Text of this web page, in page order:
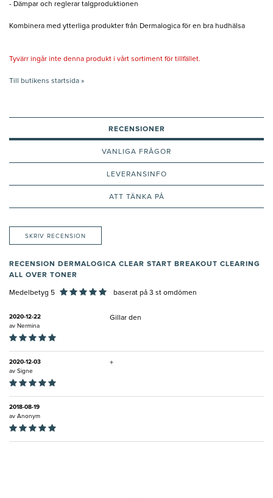
- Dämpar och reglerar talgproduktionen
Kombinera med ytterliga produkter från Dermalogica för en bra hudhälsa
Tyvärr ingår inte denna produkt i vårt sortiment för tillfället.
Till butikens startsida »
RECENSIONER
VANLIGA FRÅGOR
LEVERANSINFO
ATT TÄNKA PÅ
SKRIV RECENSION
RECENSION DERMALOGICA CLEAR START BREAKOUT CLEARING
ALL OVER TONER
Medelbetyg 5 baserat på 3 st omdömen
2020-12-22
av Nermina
Gillar den
2020-12-03
av Signe
+
2018-08-19
av Anonym